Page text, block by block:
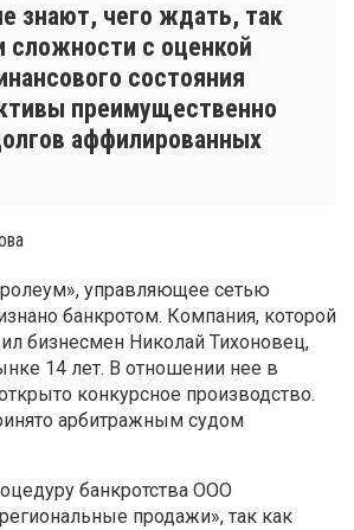
знают, чего ждать, так
сложности с оценкой
состояния
преимущественно
аффилированных
управляющее сетью
банкротом. Компания, которой
бизнесмен Николай Тихоновец,
14 лет. В отношении нее в
конкурсное производство.
арбитражным судом
банкротства ООО
продажи», так как